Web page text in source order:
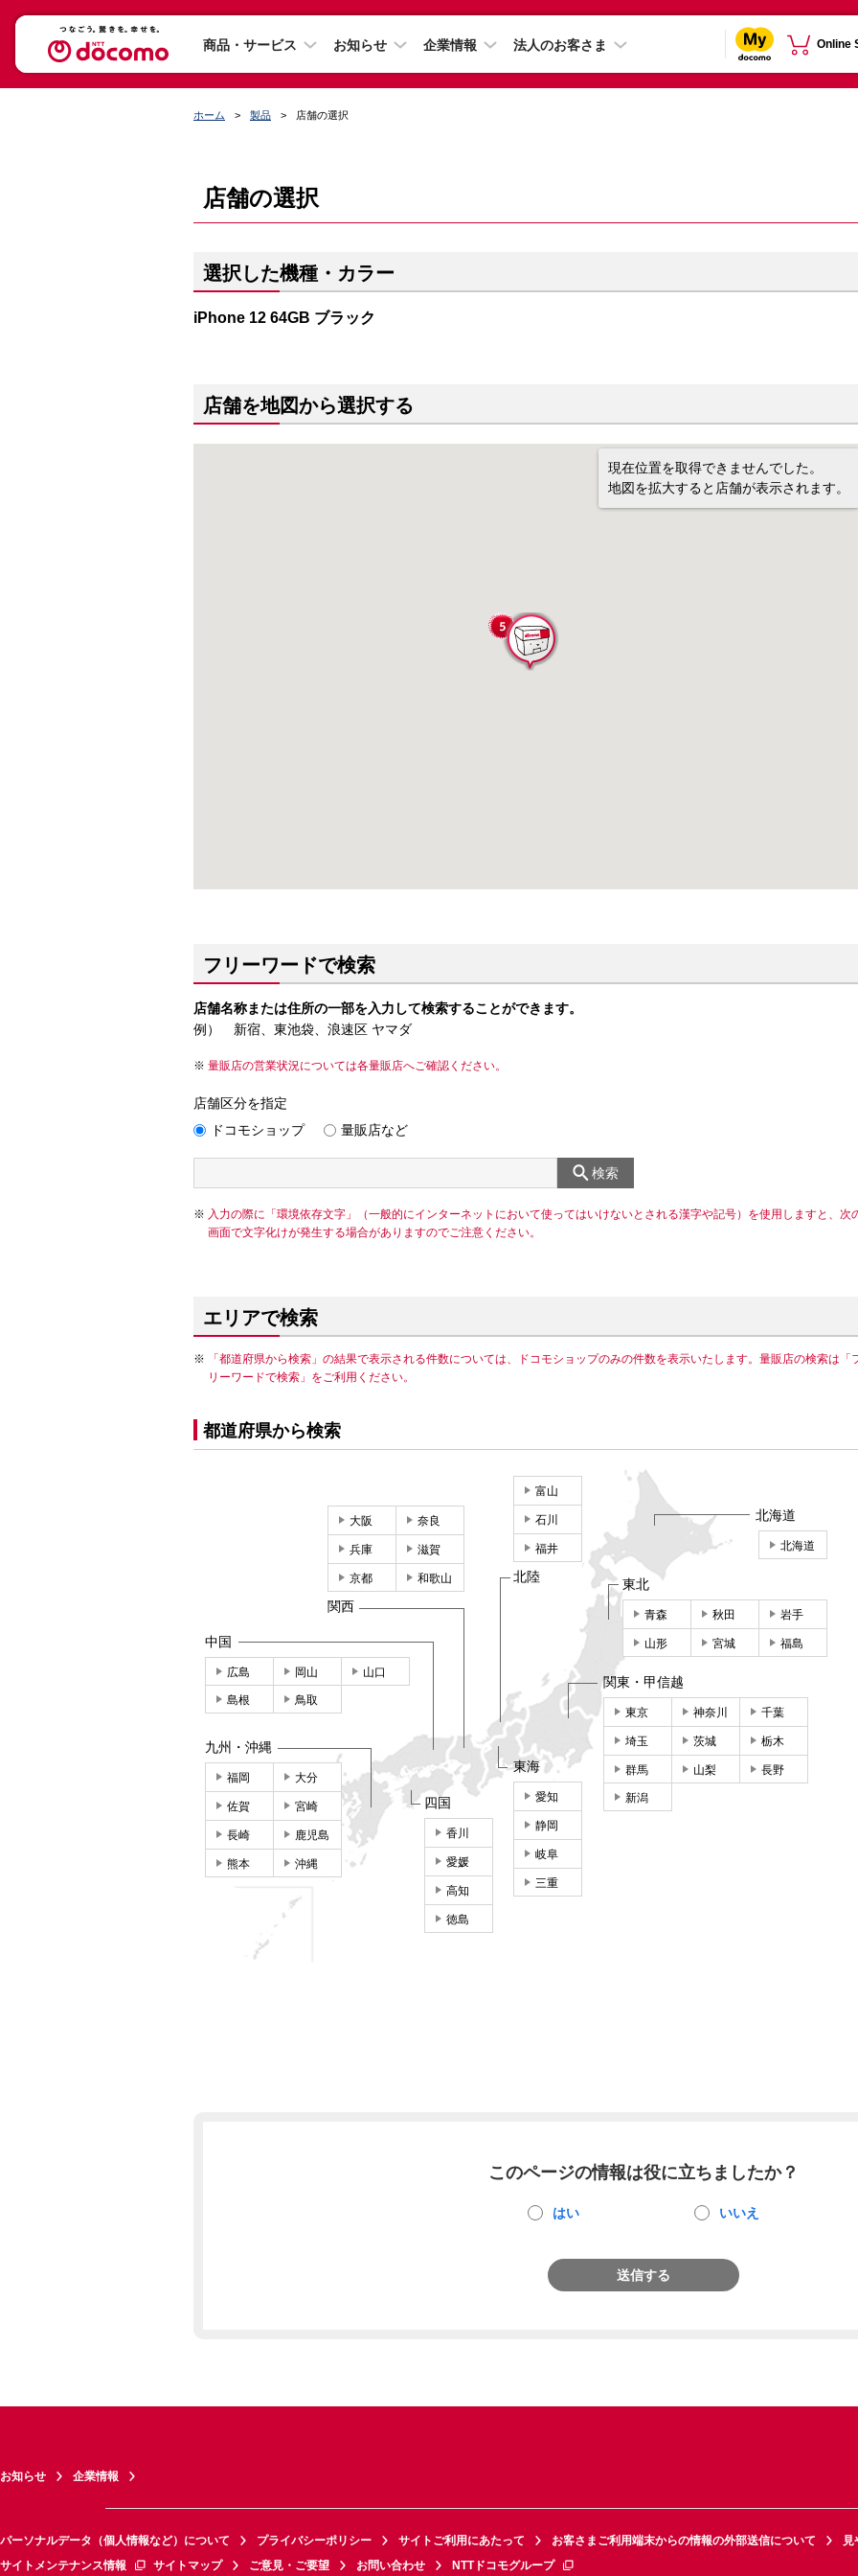
商品・サービス お知らせ 企業情報 法人のお客さま Online
ホーム 製品 店舗の選択
店舗の選択
選択した機種・カラー
iPhone 12 64GB ブラック
店舗を地図から選択する
現在位置を取得できませんでした。
地図を拡大すると店舗が表示されます。
フリーワードで検索
店舗名称または住所の一部を入力して検索することができます。
例） 新宿、東池袋、浪速区 ヤマダ
量販店の営業状況については各量販店へご確認ください。
店舗区分を指定
ドコモショップ
量販店など
検索
入力の際に「環境依存文字」（一般的にインターネットにおいて使ってはいけないとされる漢字や記号）を使用しますと、次
画面で文字化けが発生する場合がありますのでご注意ください。
エリアで検索
「都道府県から検索」の結果で表示される件数については、ドコモショップのみの件数を表示いたします。量販店の検索は「
リーワードで検索」をご利用ください。
都道府県から検索
北海道
北海道
東北
青森 秋田 岩手
山形 宮城 福島
関東・甲信越
東京 神奈川 千葉
埼玉 茨城 栃木
群馬 山梨 長野
新潟
東海
愛知
静岡
岐阜
三重
富山
石川
福井
北陸
大阪 奈良
兵庫 滋賀
京都 和歌山
関西
中国
広島 岡山 山口
島根 鳥取
四国
香川
愛媛
高知
徳島
九州・沖縄
福岡 大分
佐賀 宮崎
長崎 鹿児島
熊本 沖縄
このページの情報は役に立ちましたか？
はい いいえ
送信する
お知らせ 企業情報
パーソナルデータ（個人情報など）について プライバシーポリシー サイトご利用にあたって お客さまご利用端末からの情報の外部送信について
見
サイトメンテナンス情報
サイトマップ ご意見・ご要望 お問い合わせ NTTドコモグループ